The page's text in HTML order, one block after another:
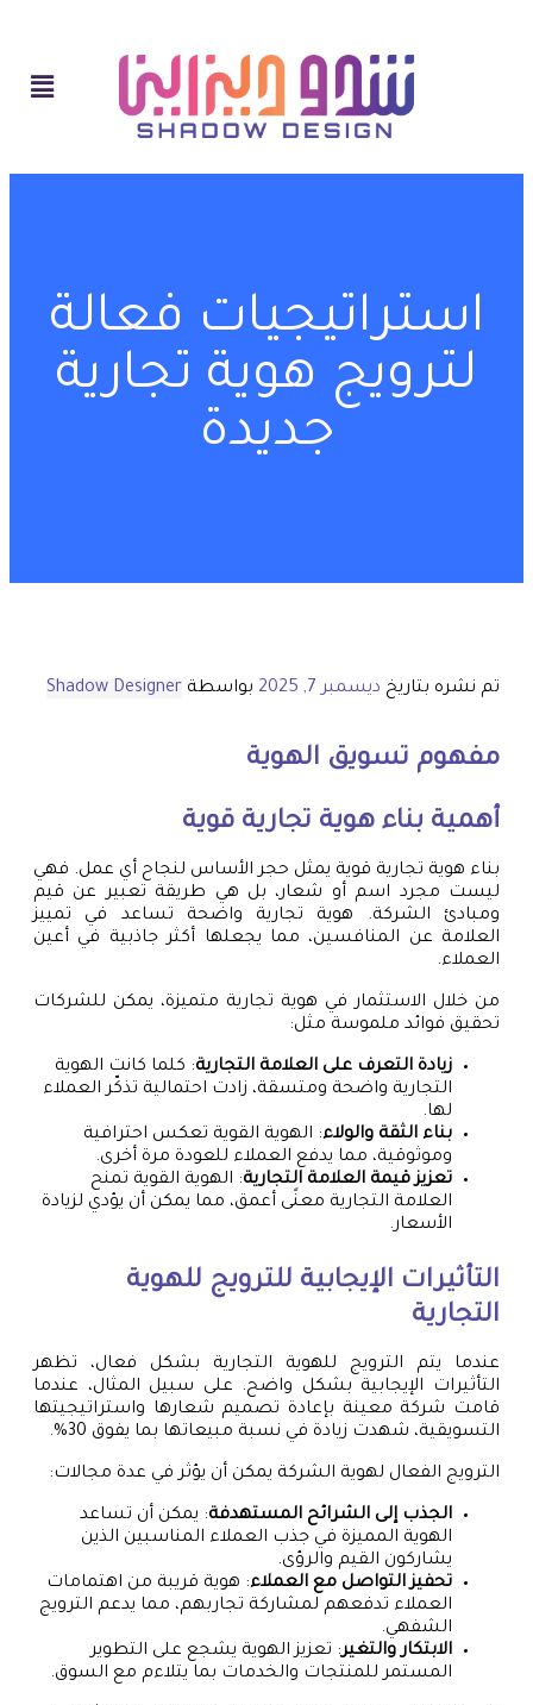
استراتيجيات فعالة
لترويج هوية تجارية
جديدة
تم نشره بتاريخ ديسمبر 7, 2025 بواسطة Shadow Designer
مفهوم تسويق الهوية
أهمية بناء هوية تجارية قوية
بناء هوية تجارية قوية يمثل حجر الأساس لنجاح أي عمل. فهي
ليست مجرد اسم أو شعار، بل هي طريقة تعبير عن قيم
ومبادئ الشركة. هوية تجارية واضحة تساعد في تمييز
العلامة عن المنافسين، مما يجعلها أكثر جاذبية في أعين
العملاء.
من خلال الاستثمار في هوية تجارية متميزة، يمكن للشركات
تحقيق فوائد ملموسة مثل:
زيادة التعرف على العلامة التجارية: كلما كانت الهوية
التجارية واضحة ومتسقة، زادت احتمالية تذكّر العملاء
لها.
بناء الثقة والولاء: الهوية القوية تعكس احترافية
وموثوقية، مما يدفع العملاء للعودة مرة أخرى.
تعزيز قيمة العلامة التجارية: الهوية القوية تمنح
العلامة التجارية معنًى أعمق، مما يمكن أن يؤدي لزيادة
الأسعار.
التأثيرات الإيجابية للترويج للهوية
التجارية
عندما يتم الترويج للهوية التجارية بشكل فعال، تظهر
التأثيرات الإيجابية بشكل واضح. على سبيل المثال، عندما
قامت شركة معينة بإعادة تصميم شعارها واستراتيجيتها
التسويقية، شهدت زيادة في نسبة مبيعاتها بما يفوق 30%.
الترويج الفعال لهوية الشركة يمكن أن يؤثر في عدة مجالات:
الجذب إلى الشرائح المستهدفة: يمكن أن تساعد
الهوية المميزة في جذب العملاء المناسبين الذين
يشاركون القيم والرؤى.
تحفيز التواصل مع العملاء: هوية قريبة من اهتمامات
العملاء تدفعهم لمشاركة تجاربهم، مما يدعم الترويج
الشفهي.
الابتكار والتغير: تعزيز الهوية يشجع على التطوير
المستمر للمنتجات والخدمات بما يتلاءم مع السوق.